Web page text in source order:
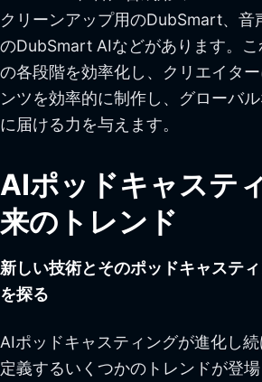
クリーンアップ用のDubSmart、音
のDubSmart AIなどがあります。
の各段階を効率化し、クリエイタ
ンツを効率的に制作し、グローバ
に届ける力を与えます。
AIポッドキャステ
来のトレンド
新しい技術とそのポッドキャステ
を探る
AIポッドキャスティングが進化し
定義するいくつかのトレンドが登